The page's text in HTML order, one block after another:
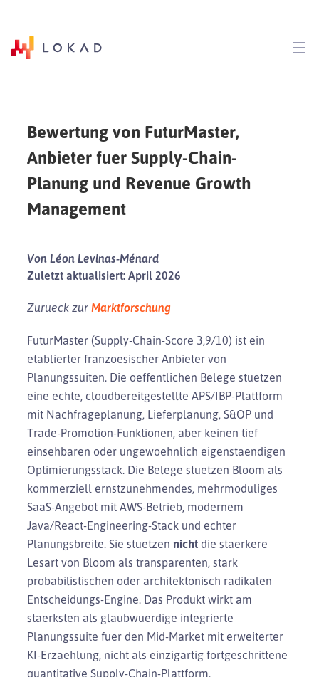
Bewertung von FuturMaster,
Anbieter fuer Supply-Chain-
Planung und Revenue Growth
Management
Von Léon Levinas-Ménard
Zuletzt aktualisiert: April 2026
Zurueck zur Marktforschung
FuturMaster (Supply-Chain-Score 3,9/10) ist ein
etablierter franzoesischer Anbieter von
Planungssuiten. Die oeffentlichen Belege stuetzen
eine echte, cloudbereitgestellte APS/IBP-Plattform
mit Nachfrageplanung, Lieferplanung, S&OP und
Trade-Promotion-Funktionen, aber keinen tief
einsehbaren oder ungewoehnlich eigenstaendigen
Optimierungsstack. Die Belege stuetzen Bloom als
kommerziell ernstzunehmendes, mehrmoduliges
SaaS-Angebot mit AWS-Betrieb, modernem
Java/React-Engineering-Stack und echter
Planungsbreite. Sie stuetzen nicht die staerkere
Lesart von Bloom als transparenten, stark
probabilistischen oder architektonisch radikalen
Entscheidungs-Engine. Das Produkt wirkt am
staerksten als glaubwuerdige integrierte
Planungssuite fuer den Mid-Market mit erweiterter
KI-Erzaehlung, nicht als einzigartig fortgeschrittene
quantitative Supply-Chain-Plattform.